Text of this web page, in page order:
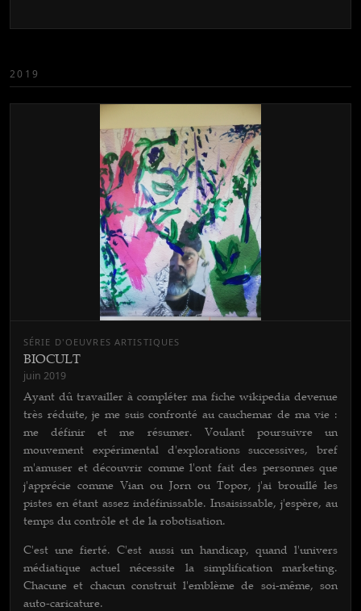
2019
SÉRIE D'OEUVRES ARTISTIQUES
BIOCULT
juin 2019
Ayant dû travailler à compléter ma fiche wikipedia devenue
très réduite, je me suis confronté au cauchemar de ma vie :
me définir et me résumer. Voulant poursuivre un
mouvement expérimental d'explorations successives, bref
m'amuser et découvrir comme l'ont fait des personnes que
j'apprécie comme Vian ou Jorn ou Topor, j'ai brouillé les
pistes en étant assez indéfinissable. Insaisissable, j'espère, au
temps du contrôle et de la robotisation.
C'est une fierté. C'est aussi un handicap, quand l'univers
médiatique actuel nécessite la simplification marketing.
Chacune et chacun construit l'emblème de soi-même, son
auto-caricature.